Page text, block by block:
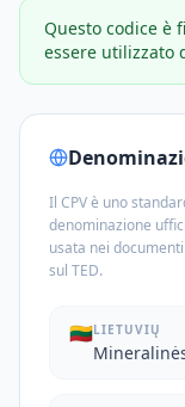
Questo codice è
essere utilizzato
Il CPV è uno
denominazione
usata nei
sul TED.
🇱🇹LIETUVIŲ